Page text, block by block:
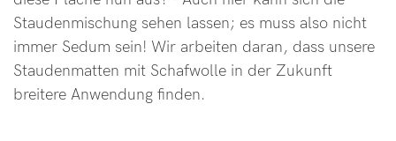
Staudenmischung sehen lassen; es muss also nicht
immer Sedum sein! Wir arbeiten daran, dass unsere
Staudenmatten mit Schafwolle in der Zukunft
breitere Anwendung finden.